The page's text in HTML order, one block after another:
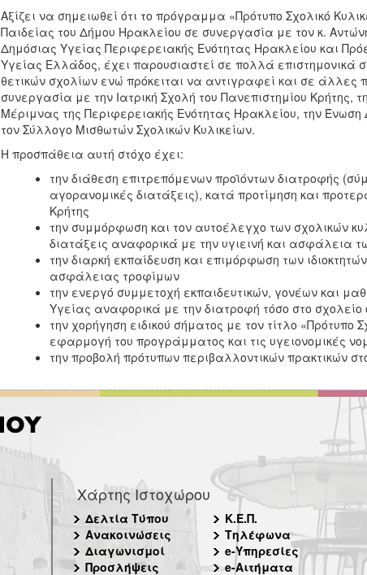
Αξίζει να σημειωθεί ότι το πρόγραμμα «Πρότυπο Σχολικό
Παιδείας του Δήμου Ηρακλείου σε συνεργασία με τον κ.
Δημόσιας Υγείας Περιφερειακής Ενότητας Ηρακλείου και
Υγείας Ελλάδος, έχει παρουσιαστεί σε πολλά επιστημονικά
θετικών σχολίων ενώ πρόκειται να αντιγραφεί και σε
συνεργασία με την Ιατρική Σχολή του Πανεπιστημίου Κρήτης,
Μέριμνας της Περιφερειακής Ενότητας Ηρακλείου, την
τον Σύλλογο Μισθωτών Σχολικών Κυλικείων.
Η προσπάθεια αυτή στόχο έχει:
την διάθεση επιτρεπόμενων προϊόντων διατροφής
αγορανομικές διατάξεις), κατά προτίμηση και
Κρήτης
την συμμόρφωση και τον αυτοέλεγχο των σχολικών
διατάξεις αναφορικά́ με την υγιεινή́ και ασφάλεια
την διαρκή εκπαίδευση και επιμόρφωση των
ασφάλειας τροφίμων
την ενεργό συμμετοχή εκπαιδευτικών, γονέων και
Υγείας αναφορικά με την διατροφή τόσο στο σχολείο
την χορήγηση ειδικού σήματος με τον τίτλο «Πρότυπο
εφαρμογή του προγράμματος και τις υγειονομικές
την προβολή πρότυπων περιβαλλοντικών πρακτικών
Χάρτης Ιστοχώρου
Δελτία Τύπου
Ανακοινώσεις
Διαγωνισμοί
Προσλήψεις
Κ.Ε.Π.
Τηλέφωνα
e-Υπηρεσίες
e-Αιτήματα